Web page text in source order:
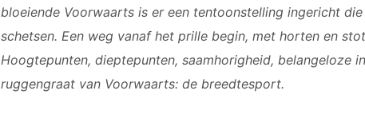
bloeiende Voorwaarts is er een tentoonstelling ingericht
schetsen. Een weg vanaf het prille begin, met horten en
Hoogtepunten, dieptepunten, saamhorigheid, belangeloze
ruggengraat van Voorwaarts: de breedtesport.